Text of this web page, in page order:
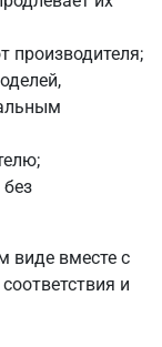
производителя;
виде вместе с
и